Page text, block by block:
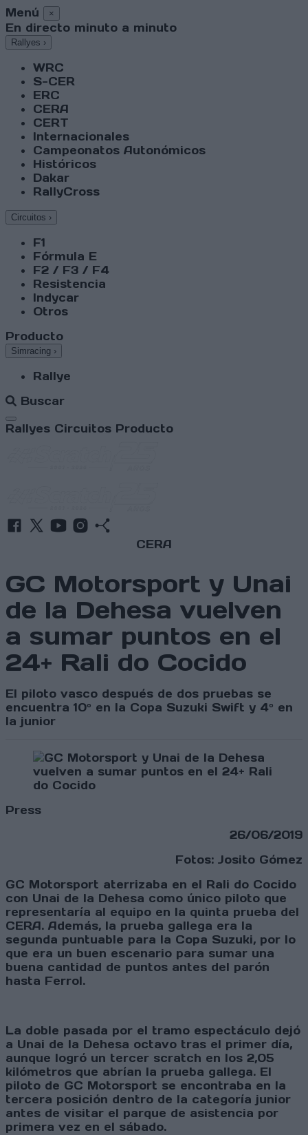
Menú ×
En directo minuto a minuto
Rallyes ›
WRC
S-CER
ERC
CERA
CERT
Internacionales
Campeonatos Autonómicos
Históricos
Dakar
RallyCross
Circuitos ›
F1
Fórmula E
F2 / F3 / F4
Resistencia
Indycar
Otros
Producto
Simracing ›
Rallye
Buscar
Abrir menú
Rallyes Circuitos Producto
CERA
GC Motorsport y Unai
de la Dehesa vuelven
a sumar puntos en el
24+ Rali do Cocido
El piloto vasco después de dos pruebas se
encuentra 10º en la Copa Suzuki Swift y 4º en
la junior
Press
26/06/2019
Fotos: Josito Gómez
GC Motorsport aterrizaba en el Rali do Cocido
con Unai de la Dehesa como único piloto que
representaría al equipo en la quinta prueba del
CERA. Además, la prueba gallega era la
segunda puntuable para la Copa Suzuki, por lo
que era un buen escenario para sumar una
buena cantidad de puntos antes del parón
hasta Ferrol.
La doble pasada por el tramo espectáculo dejó
a Unai de la Dehesa octavo tras el primer día,
aunque logró un tercer scratch en los 2,05
kilómetros que abrían la prueba gallega. El
piloto de GC Motorsport se encontraba en la
tercera posición dentro de la categoría junior
antes de visitar el parque de asistencia por
primera vez en el sábado.